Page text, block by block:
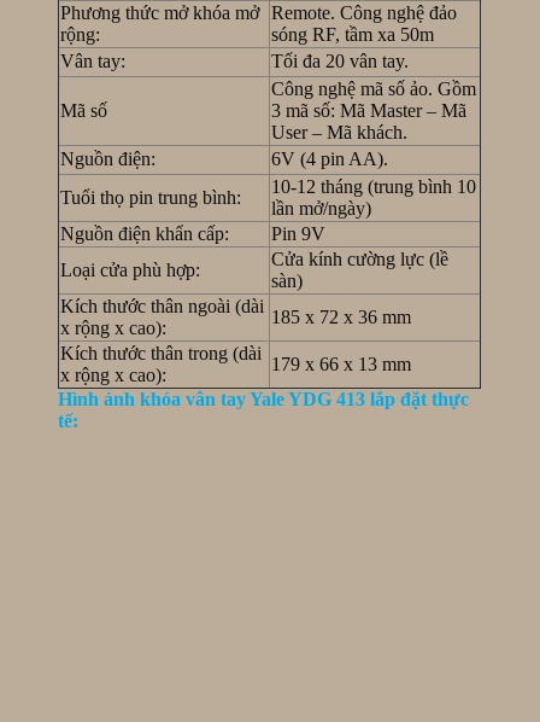
Phương thức mở khóa mở
rộng:
Remote. Công nghệ đảo
sóng RF, tầm xa 50m
Vân tay:
Tối đa 20 vân tay.
Mã số
Công nghệ mã số ảo. Gồm
3 mã số: Mã Master – Mã
User – Mã khách.
Nguồn điện:
6V (4 pin AA).
Tuổi thọ pin trung bình:
10-12 tháng (trung bình 10
lần mở/ngày)
Nguồn điện khẩn cấp:
Pin 9V
Loại cửa phù hợp:
Cửa kính cường lực (lề
sàn)
Kích thước thân ngoài (dài
x rộng x cao):
185 x 72 x 36 mm
Kích thước thân trong (dài
x rộng x cao):
179 x 66 x 13 mm
Hình ảnh khóa vân tay Yale YDG 413 lắp đặt thực
tế: